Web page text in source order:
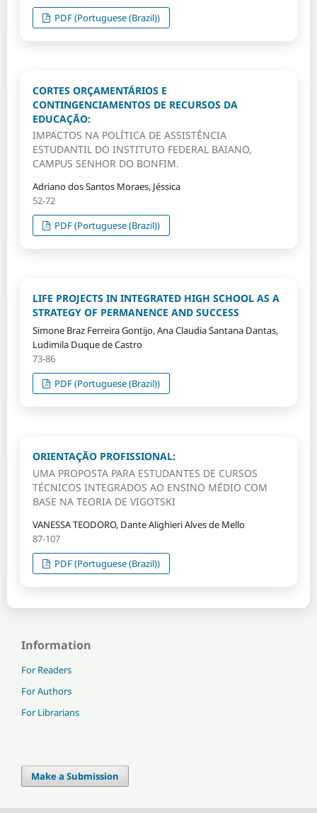
PDF (Portuguese (Brazil))
CORTES ORÇAMENTÁRIOS E
CONTINGENCIAMENTOS DE RECURSOS DA
EDUCAÇÃO:
IMPACTOS NA POLÍTICA DE ASSISTÊNCIA
ESTUDANTIL DO INSTITUTO FEDERAL BAIANO,
CAMPUS SENHOR DO BONFIM.
Adriano dos Santos Moraes, Jéssica
52-72
PDF (Portuguese (Brazil))
LIFE PROJECTS IN INTEGRATED HIGH SCHOOL AS A
STRATEGY OF PERMANENCE AND SUCCESS
Simone Braz Ferreira Gontijo, Ana Claudia Santana Dantas,
Ludimila Duque de Castro
73-86
PDF (Portuguese (Brazil))
ORIENTAÇÃO PROFISSIONAL:
UMA PROPOSTA PARA ESTUDANTES DE CURSOS
TÉCNICOS INTEGRADOS AO ENSINO MÉDIO COM
BASE NA TEORIA DE VIGOTSKI
VANESSA TEODORO, Dante Alighieri Alves de Mello
87-107
PDF (Portuguese (Brazil))
Information
For Readers
For Authors
For Librarians
Make a Submission